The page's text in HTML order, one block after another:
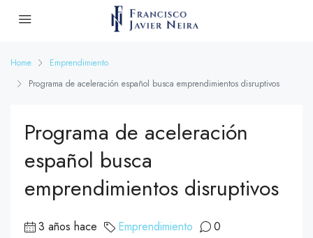
Home
Emprendimiento
Programa de aceleración español busca emprendimientos disruptivos
Programa de aceleración
español busca
emprendimientos disruptivos
3 años hace Emprendimiento 0